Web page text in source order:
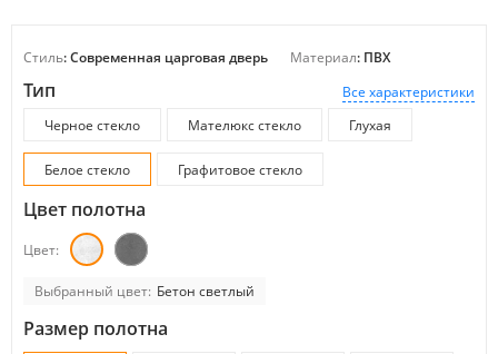
Стиль: Современная царговая дверь Материал: ПВХ
Все характеристики
Тип
Черное стекло Мателюкс стекло Глухая
Белое стекло Графитовое стекло
Цвет полотна
Цвет:
Выбранный цвет: Бетон светлый
Размер полотна